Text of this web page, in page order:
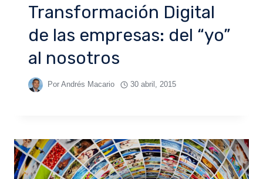
Transformación Digital
de las empresas: del “yo”
al nosotros
Por Andrés Macario 30 abril, 2015